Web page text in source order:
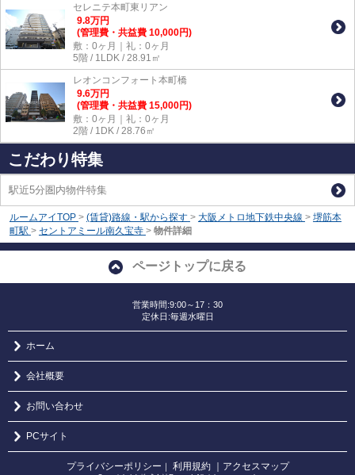
セレニテ本町東リアン
9.8万円
(管理費・共益費 10,000円)
敷：0ヶ月｜礼：0ヶ月
5階 / 1LDK / 28.91㎡
レオンコンフォート本町橋
9.6万円
(管理費・共益費 15,000円)
敷：0ヶ月｜礼：0ヶ月
2階 / 1DK / 28.76㎡
こだわり特集
駅近5分圏内物件特集
ルームアイTOP > (賃貸)路線・駅から探す > 大阪メトロ地下鉄中央線 > 堺筋本
町駅 > セントアミール南久宝寺 > 物件詳細
ページトップに戻る
営業時間:9:00～17：30
定休日:毎週水曜日
ホーム
会社概要
お問い合わせ
PCサイト
プライバシーポリシー ｜ 利用規約 ｜アクセスマップ